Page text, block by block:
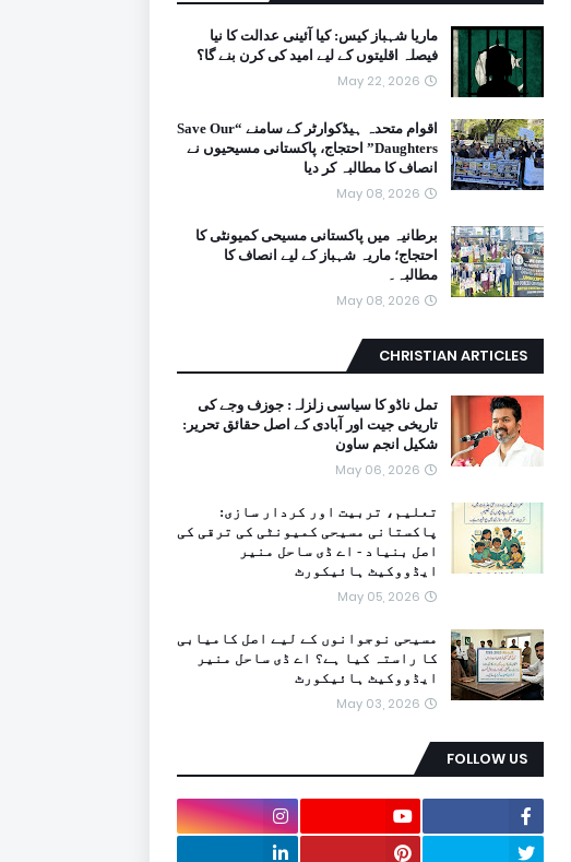
ماریا شہباز کیس: کیا آئینی عدالت کا نیا
فیصلہ اقلیتوں کے لیے امید کی کرن بنے گا؟
May 22, 2026
اقوام متحدہ ہیڈکوارٹر کے سامنے “Save Our
Daughters” احتجاج، پاکستانی مسیحیوں نے
انصاف کا مطالبہ کر دیا
May 08, 2026
برطانیہ میں پاکستانی مسیحی کمیونٹی کا
احتجاج؛ ماریہ شہباز کے لیے انصاف کا
مطالبہ۔
May 08, 2026
CHRISTIAN ARTICLES
تمل ناڈو کا سیاسی زلزلہ: جوزف وجے کی
تاریخی جیت اور آبادی کے اصل حقائق تحریر:
شکیل انجم ساون
May 06, 2026
تعلیم، تربیت اور کردار سازی:
پاکستانی مسیحی کمیونٹی کی ترقی کی
اصل بنیاد - اے ڈی ساحل منیر
ایڈووکیٹ ہائیکورٹ
May 05, 2026
مسیحی نوجوانوں کے لیے اصل کامیابی
کا راستہ کیا ہے؟ اے ڈی ساحل منیر
ایڈووکیٹ ہائیکورٹ
May 03, 2026
FOLLOW US